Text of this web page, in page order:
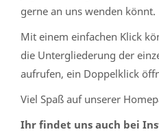
gerne an uns wenden könnt.
Mit einem einfachen Klick
die Untergliederung der
aufrufen, ein Doppelklick
Viel Spaß auf unserer
Ihr findet uns auch bei